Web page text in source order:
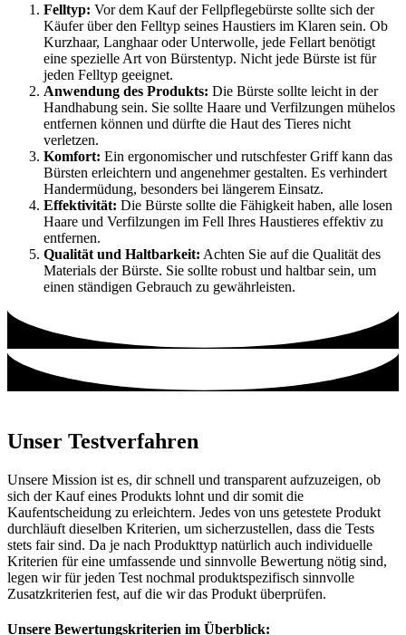
Felltyp: Vor dem Kauf der Fellpflegebürste sollte sich der
Käufer über den Felltyp seines Haustiers im Klaren sein. Ob
Kurzhaar, Langhaar oder Unterwolle, jede Fellart benötigt
eine spezielle Art von Bürstentyp. Nicht jede Bürste ist für
jeden Felltyp geeignet.
Anwendung des Produkts: Die Bürste sollte leicht in der
Handhabung sein. Sie sollte Haare und Verfilzungen mühelos
entfernen können und dürfte die Haut des Tieres nicht
verletzen.
Komfort: Ein ergonomischer und rutschfester Griff kann das
Bürsten erleichtern und angenehmer gestalten. Es verhindert
Handermüdung, besonders bei längerem Einsatz.
Effektivität: Die Bürste sollte die Fähigkeit haben, alle losen
Haare und Verfilzungen im Fell Ihres Haustieres effektiv zu
entfernen.
Qualität und Haltbarkeit: Achten Sie auf die Qualität des
Materials der Bürste. Sie sollte robust und haltbar sein, um
einen ständigen Gebrauch zu gewährleisten.
Unser Testverfahren
Unsere Mission ist es, dir schnell und transparent aufzuzeigen, ob
sich der Kauf eines Produkts lohnt und dir somit die
Kaufentscheidung zu erleichtern. Jedes von uns getestete Produkt
durchläuft dieselben Kriterien, um sicherzustellen, dass die Tests
stets fair sind. Da je nach Produkttyp natürlich auch individuelle
Kriterien für eine umfassende und sinnvolle Bewertung nötig sind,
legen wir für jeden Test nochmal produktspezifisch sinnvolle
Zusatzkriterien fest, auf die wir das Produkt überprüfen.
Unsere Bewertungskriterien im Überblick: